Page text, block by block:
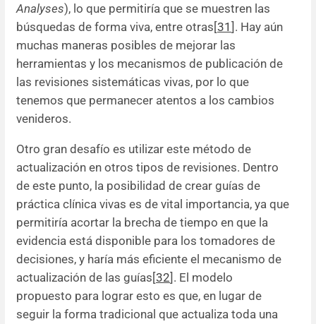
Analyses), lo que permitiría que se muestren las
búsquedas de forma viva, entre otras[31 ]. Hay aún
muchas maneras posibles de mejorar las
herramientas y los mecanismos de publicación de
las revisiones sistemáticas vivas, por lo que
tenemos que permanecer atentos a los cambios
venideros.
Otro gran desafío es utilizar este método de
actualización en otros tipos de revisiones. Dentro
de este punto, la posibilidad de crear guías de
práctica clínica vivas es de vital importancia, ya que
permitiría acortar la brecha de tiempo en que la
evidencia está disponible para los tomadores de
decisiones, y haría más eficiente el mecanismo de
actualización de las guías[32]. El modelo
propuesto para lograr esto es que, en lugar de
seguir la forma tradicional que actualiza toda una